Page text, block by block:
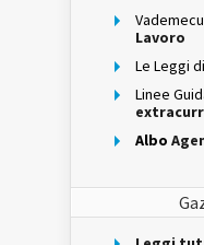
Lavoro
Le Leggi
Linee
Albo